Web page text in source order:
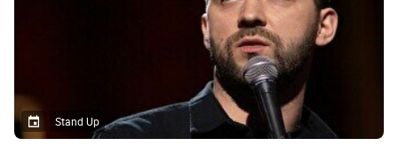
Stand Up